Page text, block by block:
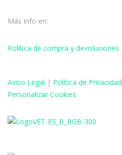
Más info en:
Política de compra y devoluciones
Aviso Legal | Política de Privacidad
Personalizar Cookies